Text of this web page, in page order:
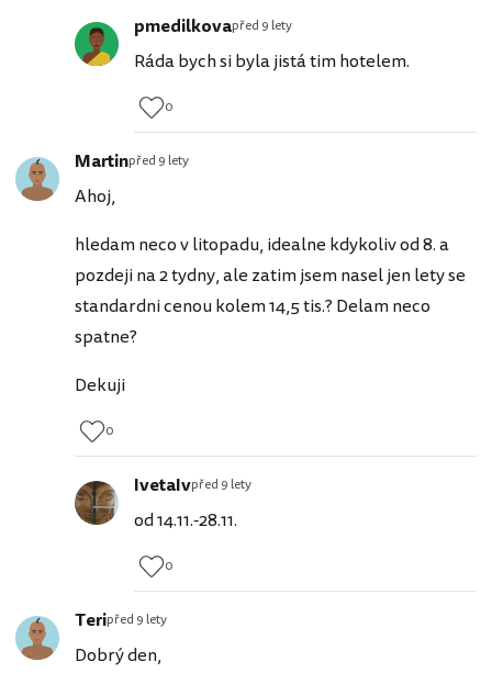
pmedilkovapřed 9 lety
Ráda bych si byla jistá tim hotelem.
0
Martinpřed 9 lety
Ahoj,
hledam neco v litopadu, idealne kdykoliv od 8. a
pozdeji na 2 tydny, ale zatim jsem nasel jen lety se
standardni cenou kolem 14,5 tis.? Delam neco
spatne?
Dekuji
0
IvetaIvpřed 9 lety
od 14.11.-28.11.
0
Teripřed 9 lety
Dobrý den,